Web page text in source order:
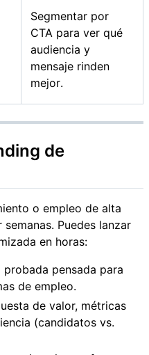
Segmentar por
CTA para ver qué
audiencia y
mensaje rinden
mejor.
de
o empleo de alta
Puedes lanzar
en horas:
pensada para
de empleo.
de valor, métricas
(candidatos vs.